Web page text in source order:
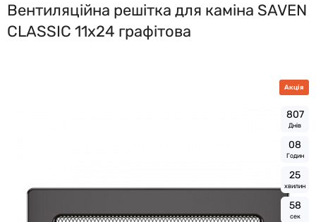
Вентиляційна решітка для каміна SAVEN
CLASSIC 11х24 графітова
Акція
807
Днів
08
Годин
25
хвилин
57
сек